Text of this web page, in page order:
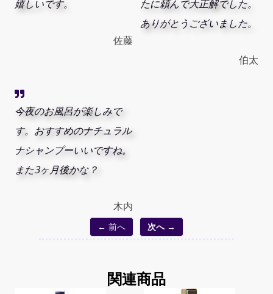
嬉しいです。
佐藤
たに頼んで大正解でした。
ありがとうございました。
伯太
今夜のお風呂が楽しみで
す。おすすめのナチュラル
ナシャンプーいいですね。
また3ヶ月後かな？
木内
← 前へ 次へ →
関連商品